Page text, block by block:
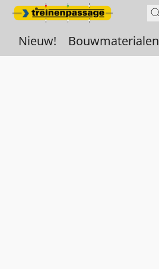
Nieuw! Bouwmaterialen